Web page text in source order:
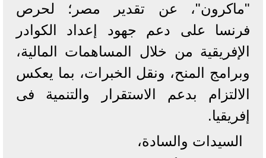
"ماكرون"، عن تقدير مصر؛ لحرص
فرنسا على دعم جهود إعداد الكوادر
الإفريقية من خلال المساهمات المالية،
وبرامج المنح، ونقل الخبرات، بما يعكس
الالتزام بدعم الاستقرار والتنمية فى
إفريقيا.
السيدات والسادة،